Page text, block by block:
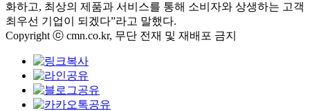
화하고, 최상의 제품과 서비스를 통해 소비자와 상생하는 고객
최우선 기업이 되겠다”라고 말했다.
Copyright ⓒ cmn.co.kr, 무단 전재 및 재배포 금지